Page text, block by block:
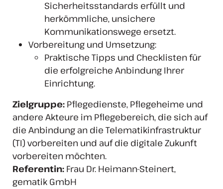
Sicherheitsstandards erfüllt und
herkömmliche, unsichere
Kommunikationswege ersetzt.
Vorbereitung und Umsetzung:
Praktische Tipps und Checklisten für
die erfolgreiche Anbindung Ihrer
Einrichtung.
Zielgruppe: Pflegedienste, Pflegeheime und
andere Akteure im Pflegebereich, die sich auf
die Anbindung an die Telematikinfrastruktur
(TI) vorbereiten und auf die digitale Zukunft
vorbereiten möchten.
Referentin: Frau Dr. Heimann-Steinert,
gematik GmbH